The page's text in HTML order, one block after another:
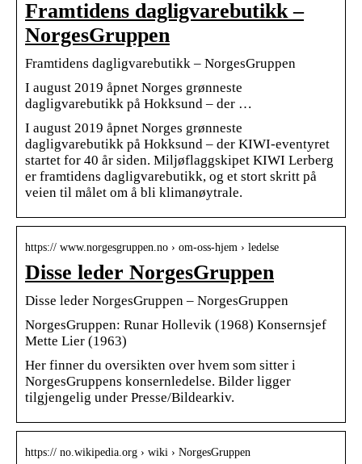
Framtidens dagligvarebutikk –
NorgesGruppen
Framtidens dagligvarebutikk – NorgesGruppen
I august 2019 åpnet Norges grønneste
dagligvarebutikk på Hokksund – der …
I august 2019 åpnet Norges grønneste
dagligvarebutikk på Hokksund – der KIWI-eventyret
startet for 40 år siden. Miljøflaggskipet KIWI Lerberg
er framtidens dagligvarebutikk, og et stort skritt på
veien til målet om å bli klimanøytrale.
https:// www.norgesgruppen.no › om-oss-hjem › ledelse
Disse leder NorgesGruppen
Disse leder NorgesGruppen – NorgesGruppen
NorgesGruppen: Runar Hollevik (1968) Konsernsjef
Mette Lier (1963)
Her finner du oversikten over hvem som sitter i
NorgesGruppens konsernledelse. Bilder ligger
tilgjengelig under Presse/Bildearkiv.
https:// no.wikipedia.org › wiki › NorgesGruppen